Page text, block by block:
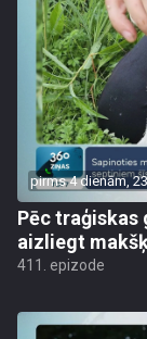
pirms 4 dienām,
Pēc traģiskas
aizliegt
411. epizode